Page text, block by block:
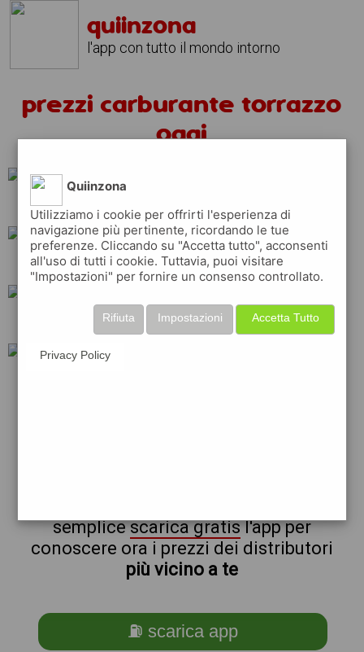
quiinzona
l'app con tutto il mondo intorno
prezzi carburante torrazzo
oggi
shell
esso q8 erg
ip eni
semplicescarica gratisl'app per
conoscere ora i prezzi dei distributori
più vicino a te
⛽ scarica app
Quiinzona
Utilizziamo i cookie per offrirti l'esperienza di
navigazione più pertinente, ricordando le tue
preferenze. Cliccando su "Accetta tutto", acconsenti
all'uso di tutti i cookie. Tuttavia, puoi visitare
"Impostazioni" per fornire un consenso controllato.
Accetta Tutto
Impostazioni
Rifiuta
Privacy Policy